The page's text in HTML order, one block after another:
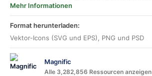
Mehr Informationen
Format herunterladen:
Vektor-Icons (SVG und EPS), PNG und PSD
Magnific
Alle 3,282,856 Ressourcen anzeigen